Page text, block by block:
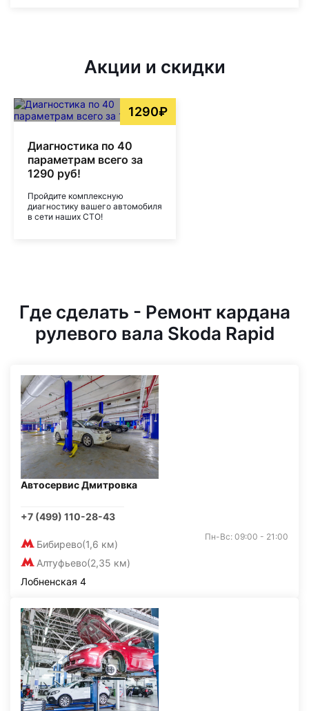
Акции и скидки
1290₽
Диагностика по 40
параметрам всего за
1290 руб!
Пройдите комплексную
диагностику вашего автомобиля
в сети наших СТО!
Где сделать - Ремонт кардана
рулевого вала Skoda Rapid
Автосервис Дмитровка
+7 (499) 110-28-43
Бибирево(1,6 км)
Алтуфьево(2,35 км)
Пн-Вс: 09:00 - 21:00
Лобненская 4